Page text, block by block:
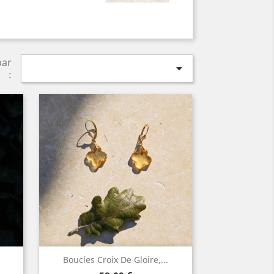
:

Boucles Croix De Gloire,...
Aperçu rapide